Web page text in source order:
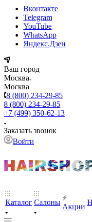
Вконтакте
Telegram
YouTube
WhatsApp
Яндекс.Дзен
Ваш город
Москва
Москва
8 (800) 234-29-85
8 (800) 234-29-85
+7 (499) 350-62-13
Заказать звонок
Войти
Каталог Салоны
Акции